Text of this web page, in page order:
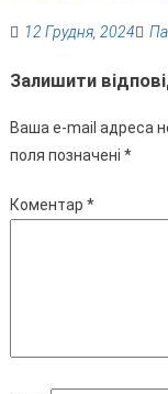
12 Грудня, 2024
Залишити
Ваша e-mail адреса
поля позначені *
Коментар *